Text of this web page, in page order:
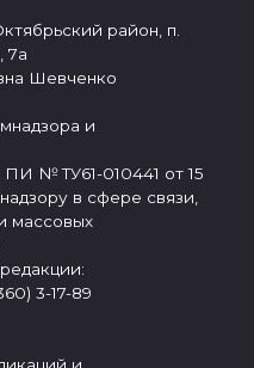
район, п.
7а
Шевченко
и
ПИ № ТУ61-010441 от 15
в сфере связи,
массовых
3-17-89
и